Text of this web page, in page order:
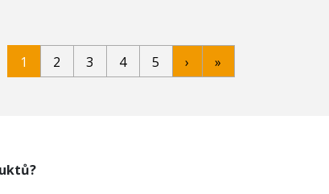
1 2 3 4 5 › »